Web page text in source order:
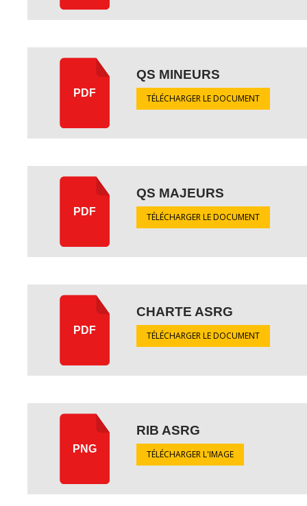
PDF
QS MINEURS
TÉLÉCHARGER LE DOCUMENT
PDF
QS MAJEURS
TÉLÉCHARGER LE DOCUMENT
PDF
CHARTE ASRG
TÉLÉCHARGER LE DOCUMENT
PNG
RIB ASRG
TÉLÉCHARGER L'IMAGE